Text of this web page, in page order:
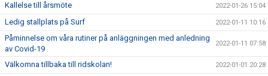
Kallelse till årsmöte 2022-01-26 15:04
Ledig stallplats på Surf 2022-01-11 10:16
Påminnelse om våra rutiner på anläggningen med anledning
av Covid-19
2022-01-11 07:58
Välkomna tillbaka till ridskolan! 2022-01-01 20:28